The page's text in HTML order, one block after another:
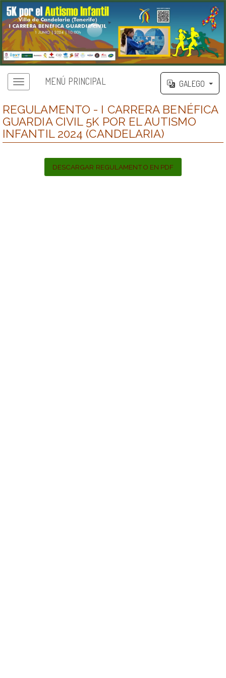
MENÚ PRINCIPAL GALEGO
REGULAMENTO - I CARRERA BENÉFICA
GUARDIA CIVIL 5K POR EL AUTISMO
INFANTIL 2024 (CANDELARIA)
DESCARGAR REGULAMENTO EN PDF